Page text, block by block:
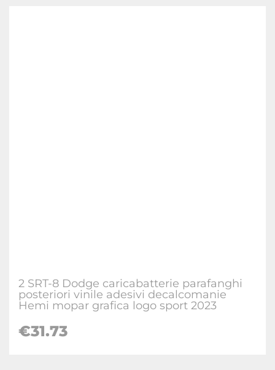
2 SRT-8 Dodge caricabatterie parafanghi
posteriori vinile adesivi decalcomanie
Hemi mopar grafica logo sport 2023
€31.73